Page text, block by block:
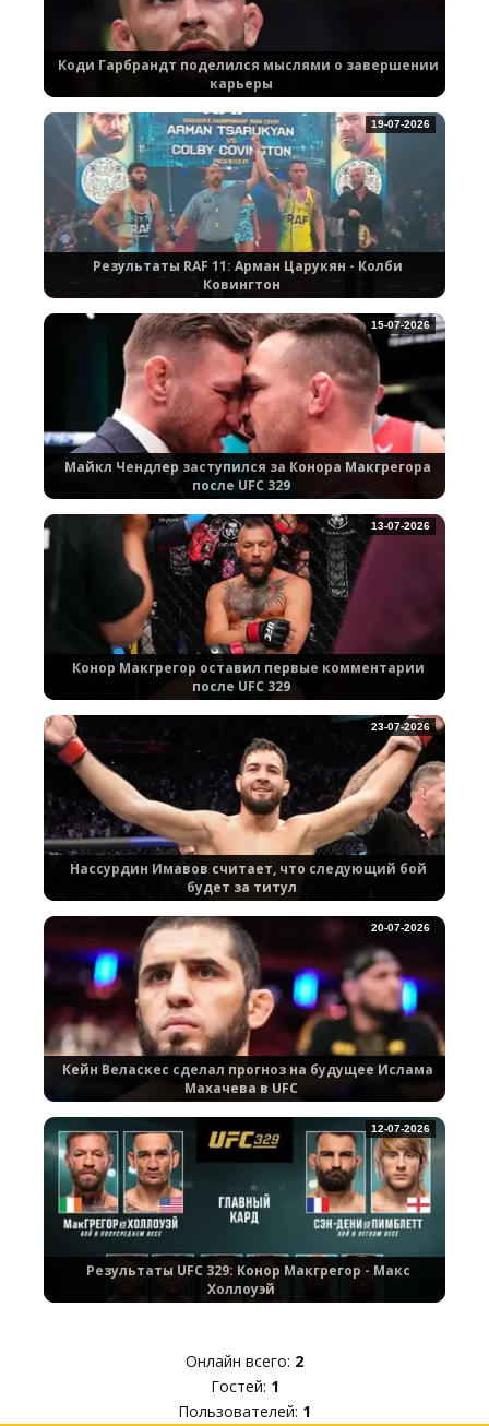
Коди Гарбрандт поделился мыслями о завершении
карьеры
Результаты RAF 11: Арман Царукян - Колби
Ковингтон
19-07-2026
Майкл Чендлер заступился за Конора Макгрегора
после UFC 329
15-07-2026
Конор Макгрегор оставил первые комментарии
после UFC 329
13-07-2026
Нассурдин Имавов считает, что следующий бой
будет за титул
23-07-2026
Кейн Веласкес сделал прогноз на будущее Ислама
Махачева в UFC
20-07-2026
Результаты UFC 329: Конор Макгрегор - Макс
Холлоуэй
12-07-2026
Онлайн всего: 2
Гостей: 1
Пользователей: 1